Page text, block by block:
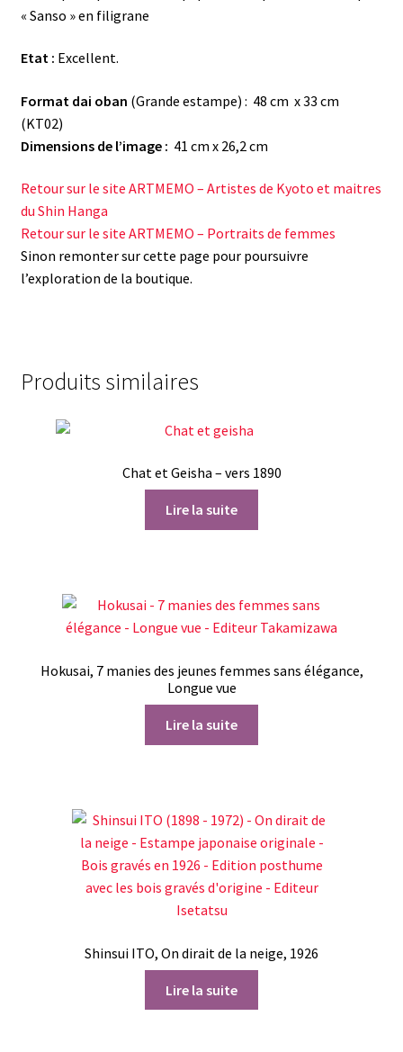
« Sanso » en filigrane
Etat : Excellent.
Format dai oban (Grande estampe) : 48 cm x 33 cm
(KT02)
Dimensions de l’image : 41 cm x 26,2 cm
Retour sur le site ARTMEMO – Artistes de Kyoto et maitres
du Shin Hanga
Retour sur le site ARTMEMO – Portraits de femmes
Sinon remonter sur cette page pour poursuivre
l’exploration de la boutique.
Produits similaires
Chat et Geisha – vers 1890
Lire la suite
Hokusai, 7 manies des jeunes femmes sans élégance,
Longue vue
Lire la suite
Shinsui ITO, On dirait de la neige, 1926
Lire la suite